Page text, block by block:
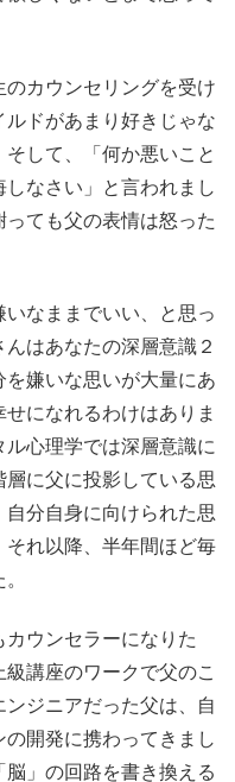
カウンセリングを受け
ドがあまり好きじゃな
して、「何か悪いこと
なさい」と言われまし
ても父の表情は怒った
いなままでいい、と思っ
はあなたの深層意識２
嫌いな思いが大量にあ
になれるわけはありま
心理学では深層意識に
に父に投影している思
分自身に向けられた思
れ以降、半年間ほど毎
ウンセラーになりた
講座のワークで父のこ
ジニアだった父は、自
開発に携わってきまし
」の回路を書き換える